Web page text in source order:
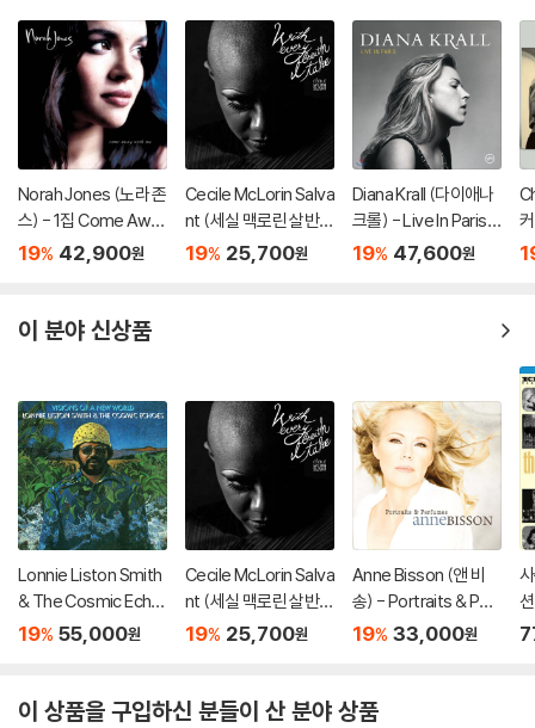
Norah Jones (노라 존
스) - 1집 Come Awa
y With Me (20th Ann
19% 42,900원
Cecile McLorin Salva
nt (세실 맥로린 살반
트) - With Every Bre
19% 25,700원
Diana Krall (다이애나
크롤) - Live In Paris
[2LP]
19% 47,600원
이 분야 신상품
Lonnie Liston Smith
& The Cosmic Echo
es (로니 리스턴 스미
w World [LP]
19% 55,000원
Cecile McLorin Salva
nt (세실 맥로린 살반
트) - With Every Bre
19% 25,700원
Anne Bisson (앤 비
송) - Portraits & Perf
umes
19% 33,000원
이 상품을 구입하신 분들이 산 분야 상품